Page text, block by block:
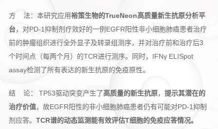
方 法：本研究应用裕策生物的TrueNeon高质量新生抗原分析平
台，对PD-1抑制剂疗效好的一例EGFR阳性非小细胞肺癌患者治疗
前的肿瘤组织进行全外显子及转录组测序，并对治疗前和治疗后3
个时间点（每两个月）的TCR进行测序。同时，IFNγ ELISpot
assay检测了所有表达的新生抗原的免疫原性。
结 论： TP53驱动突变产生了高质量的新生抗原， 提示其潜在的
治疗价值，故EGFR阳性的非小细胞肺癌患者仍有可能对PD-1抑制
剂应答。 TCR谱的动态监测能有效评估T细胞的免疫应答情况。